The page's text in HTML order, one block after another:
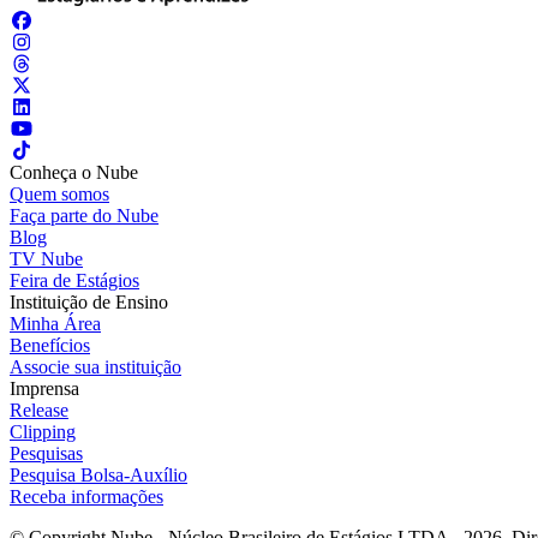
Conheça o Nube
Quem somos
Faça parte do Nube
Blog
TV Nube
Feira de Estágios
Instituição de Ensino
Minha Área
Benefícios
Associe sua instituição
Imprensa
Release
Clipping
Pesquisas
Pesquisa Bolsa-Auxílio
Receba informações